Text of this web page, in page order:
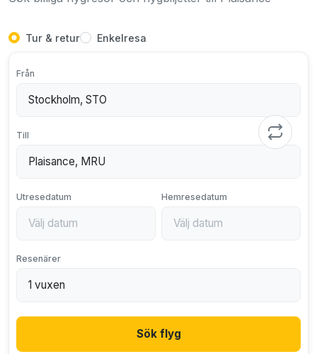
Tur & retur Enkelresa
Från
Till
Utresedatum Hemresedatum
Resenärer
Sök flyg